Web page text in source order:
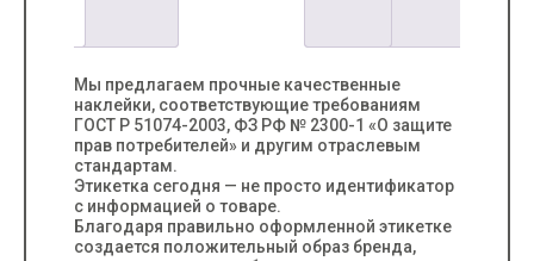
Мы предлагаем прочные качественные
наклейки, соответствующие требованиям
ГОСТ Р 51074-2003, ФЗ РФ № 2300-1 «О защите
прав потребителей» и другим отраслевым
стандартам.
Этикетка сегодня — не просто идентификатор
с информацией о товаре.
Благодаря правильно оформленной этикетке
создается положительный образ бренда,